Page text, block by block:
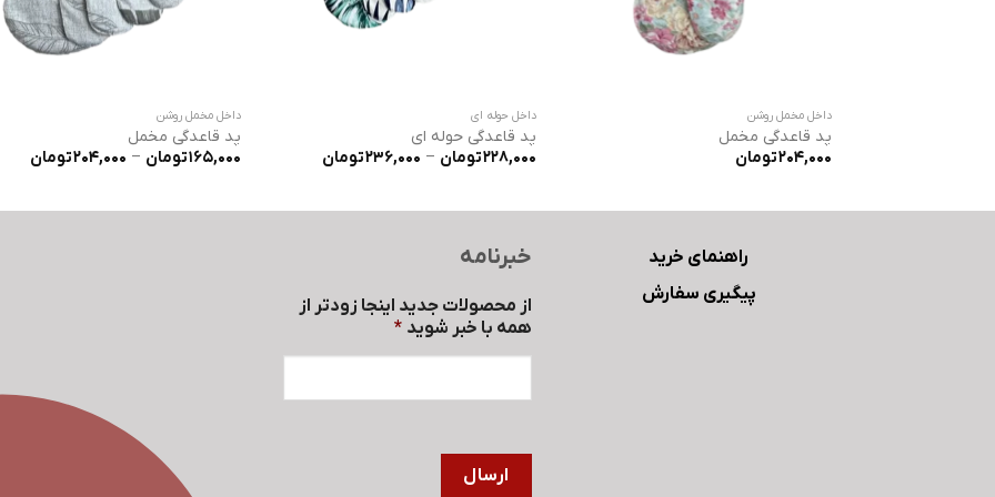
داخل مخمل روشن
پد قاعدگی مخمل
204,000تومان
داخل حوله ای
پد قاعدگی حوله ای
228,000تومان –
236,000تومان
داخل مخمل روشن
پد قاعدگی مخمل
165,000تومان –
204,000تومان
راهنمای خرید
پیگیری سفارش
خبرنامه
از محصولات جدید اینجا زودتر از
همه با خبر شوید *